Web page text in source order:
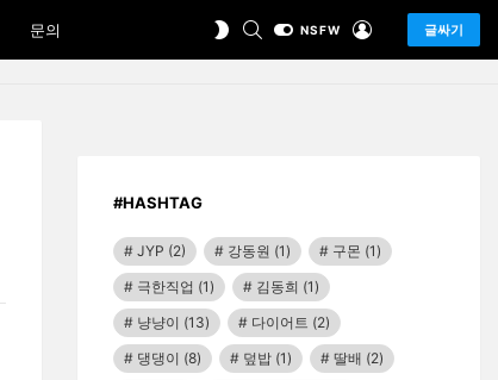
문의
SWITCHSEARCHNSFW 글싸기
#HASHTAG
JYP (2) 강동원 (1) 구몬 (1)
극한직업 (1) 김동희 (1)
냥냥이 (13) 다이어트 (2)
댕댕이 (8) 덮밥 (1) 딸배 (2)